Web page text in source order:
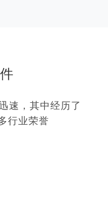
速，其中经历了
行业荣誉